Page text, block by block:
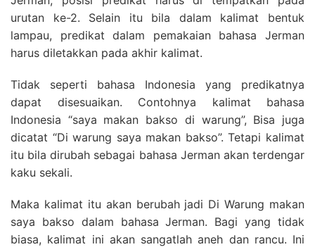
urutan ke-2. Selain itu bila dalam kalimat bentuk
lampau, predikat dalam pemakaian bahasa Jerman
harus diletakkan pada akhir kalimat.
Tidak seperti bahasa Indonesia yang predikatnya
dapat disesuaikan. Contohnya kalimat bahasa
Indonesia “saya makan bakso di warung”, Bisa juga
dicatat “Di warung saya makan bakso”. Tetapi kalimat
itu bila dirubah sebagai bahasa Jerman akan terdengar
kaku sekali.
Maka kalimat itu akan berubah jadi Di Warung makan
saya bakso dalam bahasa Jerman. Bagi yang tidak
biasa, kalimat ini akan sangatlah aneh dan rancu. Ini